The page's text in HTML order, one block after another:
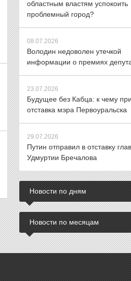
областным властям успокоить
проблемный город?
08.07.2026
Володин недоволен утечкой
информации о премиях
23.07.2026
Будущее без Кабца: к чему
отставка мэра Первоуральска
29.07.2026
Путин отправил в отставку
Удмуртии Бречалова
Новости по дням
Новости по месяцам